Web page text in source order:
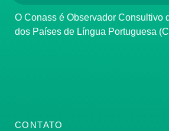
O Conass é Observador Consultivo da Comunidade
dos Países de Língua Portuguesa
CONTATO